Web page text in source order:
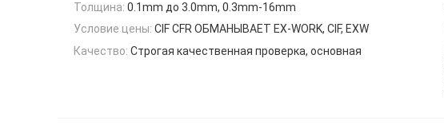
Толщина: 0.1mm до 3.0mm, 0.3mm-16mm
Условие цены: CIF CFR ОБМАНЫВАЕТ EX-WORK, CIF, EXW
Качество: Строгая качественная проверка, основная